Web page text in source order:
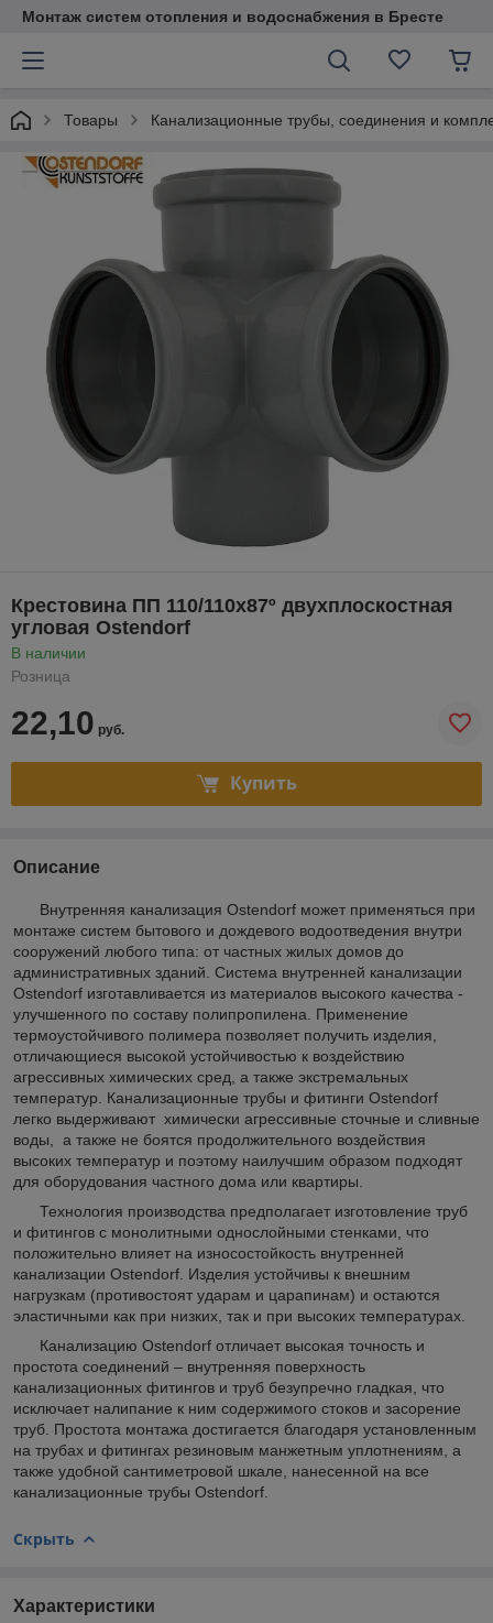
Монтаж систем отопления и водоснабжения в Бресте
Товары Канализационные трубы, соединения и
Крестовина ПП 110/110х87º двухплоскостная
угловая Ostendorf
В наличии
Розница
22,10 руб.
Купить
Описание
Внутренняя канализация Ostendorf может применяться при
монтаже систем бытового и дождевого водоотведения внутри
сооружений любого типа: от частных жилых домов до
административных зданий. Система внутренней канализации
Ostendorf изготавливается из материалов высокого качества -
улучшенного по составу полипропилена. Применение
термоустойчивого полимера позволяет получить изделия,
отличающиеся высокой устойчивостью к воздействию
агрессивных химических сред, а также экстремальных
температур. Канализационные трубы и фитинги Ostendorf
легко выдерживают химически агрессивные сточные и сливные
воды, а также не боятся продолжительного воздействия
высоких температур и поэтому наилучшим образом подходят
для оборудования частного дома или квартиры.
Технология производства предполагает изготовление труб
и фитингов с монолитными однослойными стенками, что
положительно влияет на износостойкость внутренней
канализации Ostendorf. Изделия устойчивы к внешним
нагрузкам (противостоят ударам и царапинам) и остаются
эластичными как при низких, так и при высоких температурах.
Канализацию Ostendorf отличает высокая точность и
простота соединений – внутренняя поверхность
канализационных фитингов и труб безупречно гладкая, что
исключает налипание к ним содержимого стоков и засорение
труб. Простота монтажа достигается благодаря установленным
на трубах и фитингах резиновым манжетным уплотнениям, а
также удобной сантиметровой шкале, нанесенной на все
канализационные трубы Ostendorf.
Скрыть
Характеристики